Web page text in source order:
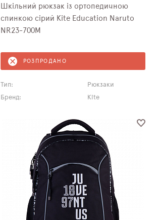
Шкільний рюкзак із ортопедичною
спинкою сірий Kite Education Naruto
NR23-700M
РОЗПРОДАНО
Тип:
Рюкзаки
Бренд:
Kite